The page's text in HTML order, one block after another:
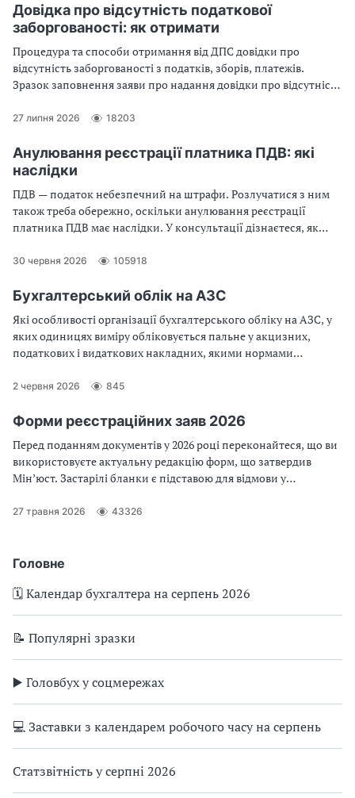
Головне
🗓️ Календар бухгалтера на серпень 2026
📝 Популярні зразки
▶️ Головбух у соцмережах
💻 Заставки з календарем робочого часу на серпень
Статзвітність у серпні 2026
Довідка про відсутність податкової
заборгованості: як отримати
Процедура та способи отримання від ДПС довідки про
відсутність заборгованості з податків, зборів, платежів.
Зразок заповнення заяви про надання довідки про відсутність
податкової заборгованості. Алгоритм отримання довідки в
27 липня 2026 18203
Анулювання реєстрації платника ПДВ: які
наслідки
ПДВ — податок небезпечний на штрафи. Розлучатися з ним
також треба обережно, оскільки анулювання реєстрації
платника ПДВ має наслідки. У консультації дізнаєтеся, як
Отримаєте приклад заповнення заяви про анулювання
30 червня 2026 105918
Бухгалтерський облік на АЗС
Які особливості організації бухгалтерського обліку на АЗС, у
яких одиницях виміру обліковується пальне у акцизних,
податкових і видаткових накладних, якими нормами
особливі журнали, відомості, акти мають складати АЗС для
2 червня 2026 845
Форми реєстраційних заяв 2026
Перед поданням документів у 2026 році переконайтеся, що ви
використовуєте актуальну редакцію форм, що затвердив
Мін’юст. Застарілі бланки є підставою для відмови у
27 травня 2026 43326